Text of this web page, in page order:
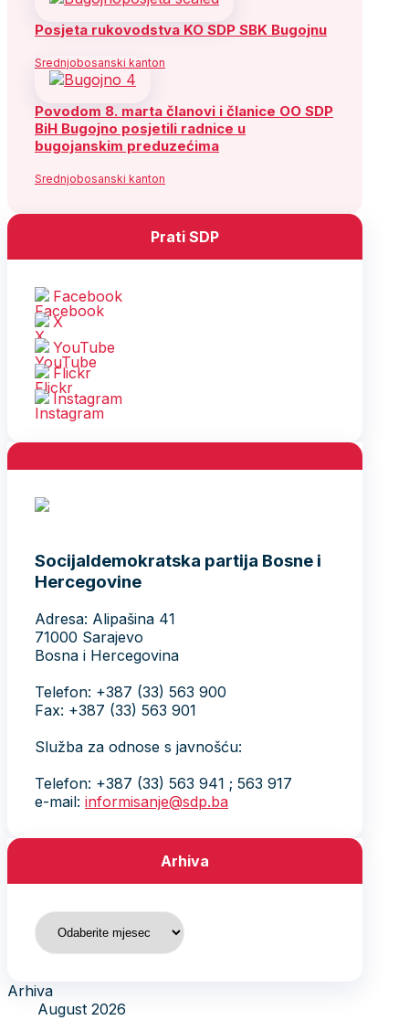
Posjeta rukovodstva KO SDP SBK Bugojnu
Srednjobosanski kanton
Povodom 8. marta članovi i članice OO SDP
BiH Bugojno posjetili radnice u
bugojanskim preduzećima
Srednjobosanski kanton
Prati SDP
Facebook
X
YouTube
Flickr
Instagram
Socijaldemokratska partija Bosne i
Hercegovine
Adresa: Alipašina 41
71000 Sarajevo
Bosna i Hercegovina
Telefon: +387 (33) 563 900
Fax: +387 (33) 563 901
Služba za odnose s javnošću:
Telefon: +387 (33) 563 941 ; 563 917
e-mail: informisanje@sdp.ba
Arhiva
Arhiva
Arhiva
August 2026